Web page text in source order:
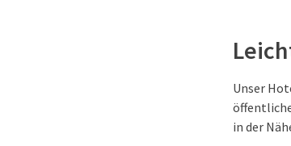
Unser
in der